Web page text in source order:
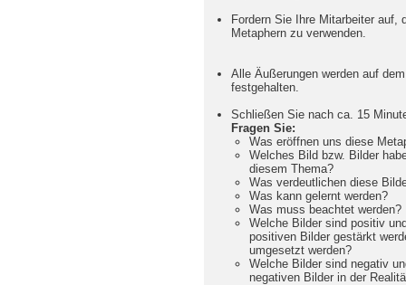
Fordern Sie Ihre Mitarbeiter auf,
Metaphern zu verwenden.
Alle Äußerungen werden auf
festgehalten.
Schließen Sie nach ca. 15
Fragen Sie:
Was eröffnen uns diese
Welches Bild bzw. Bilder
diesem Thema?
Was verdeutlichen diese
Was kann gelernt werden?
Was muss beachtet werden?
Welche Bilder sind positiv
positiven Bilder gestärkt
umgesetzt werden?
Welche Bilder sind negativ
negativen Bilder in der